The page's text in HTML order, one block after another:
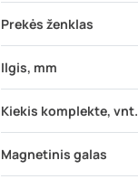
Prekės ženklas
Ilgis, mm
Kiekis komplekte, vnt.
Magnetinis galas